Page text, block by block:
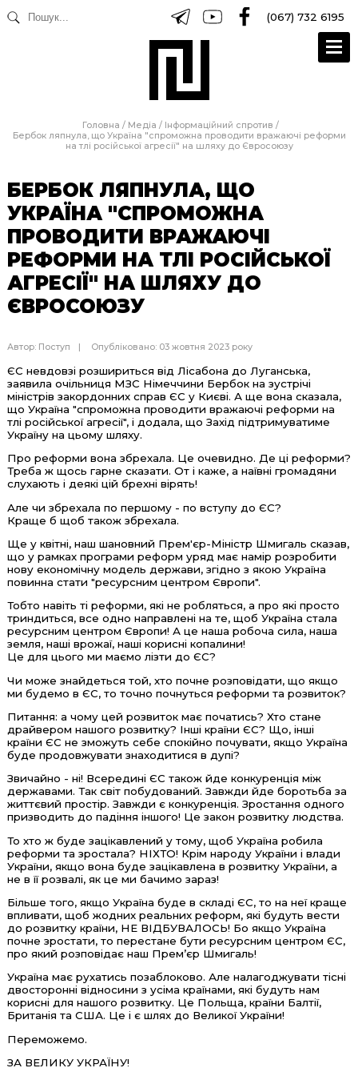
(067) 732 6195
Головна / Медіа / Інформаційний спротив /
Бербок ляпнула, що Україна "спроможна проводити вражаючі реформи
на тлі російської агресії" на шляху до Євросоюзу
БЕРБОК ЛЯПНУЛА, ЩО
УКРАЇНА "СПРОМОЖНА
ПРОВОДИТИ ВРАЖАЮЧІ
РЕФОРМИ НА ТЛІ РОСІЙСЬКОЇ
АГРЕСІЇ" НА ШЛЯХУ ДО
ЄВРОСОЮЗУ
Автор: Поступ Опубліковано: 03 жовтня 2023 року
ЄC невдовзі розшириться від Лісабона до Луганська,
заявила очільниця МЗС Німеччини Бербок на зустрічі
міністрів закордонних справ ЄС у Києві. А ще вона сказала,
що Україна "спроможна проводити вражаючі реформи на
тлі російської агресії", і додала, що Захід підтримуватиме
Україну на цьому шляху.
Про реформи вона збрехала. Це очевидно. Де ці реформи?
Треба ж щось гарне сказати. От і каже, а наївні громадяни
слухають і деякі цій брехні вірять!
Але чи збрехала по першому - по вступу до ЄС?
Краще б щоб також збрехала.
Ще у квітні, наш шановний Прем'єр-Міністр Шмигаль сказав,
що у рамках програми реформ уряд має намір розробити
нову економічну модель держави, згідно з якою Україна
повинна стати "ресурсним центром Європи".
Тобто навіть ті реформи, які не робляться, а про які просто
триндиться, все одно направлені на те, щоб Україна стала
ресурсним центром Європи! А це наша робоча сила, наша
земля, наші врожаї, наші корисні копалини!
Це для цього ми маємо лізти до ЄС?
Чи може знайдеться той, хто почне розповідати, що якщо
ми будемо в ЄС, то точно почнуться реформи та розвиток?
Питання: а чому цей розвиток має початись? Хто стане
драйвером нашого розвитку? Інші країни ЄС? Що, інші
країни ЄС не зможуть себе спокійно почувати, якщо Україна
буде продовжувати знаходитися в дупі?
Звичайно - ні! Всередині ЄС також йде конкуренція між
державами. Так світ побудований. Завжди йде боротьба за
життєвий простір. Завжди є конкуренція. Зростання одного
призводить до падіння іншого! Це закон розвитку людства.
То хто ж буде зацікавлений у тому, щоб Україна робила
реформи та зростала? НІХТО! Крім народу України і влади
України, якщо вона буде зацікавлена в розвитку України, а
не в її розвалі, як це ми бачимо зараз!
Більше того, якщо Україна буде в складі ЄС, то на неї краще
впливати, щоб жодних реальних реформ, які будуть вести
до розвитку країни, НЕ ВІДБУВАЛОСЬ! Бо якщо Україна
почне зростати, то перестане бути ресурсним центром ЄС,
про який розповідає наш Прем’єр Шмигаль!
Україна має рухатись позаблоково. Але налагоджувати тісні
двосторонні відносини з усіма країнами, які будуть нам
корисні для нашого розвитку. Це Польща, країни Балтії,
Британія та США. Це і є шлях до Великої України!
Переможемо.
ЗА ВЕЛИКУ УКРАЇНУ!